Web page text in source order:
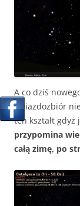
A co dziś
gwiazdozbiór
ten kształt
przypomina
całą zimę, po